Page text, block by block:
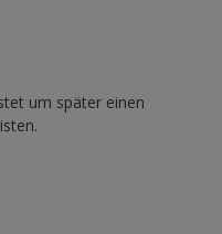
um später einen